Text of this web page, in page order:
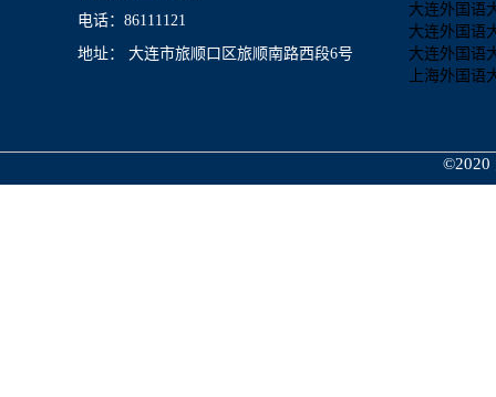
电话：86111121
地址： 大连市旅顺口区旅顺南路西段6号
大连外国语
大连外国语
大连外国语
上海外国语
©2020